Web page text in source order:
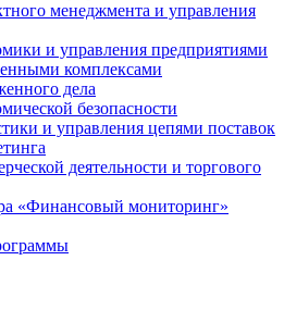
менеджмента и управления
и управления предприятиями
комплексами
дела
безопасности
и управления цепями поставок
деятельности и торгового
«Финансовый мониторинг»